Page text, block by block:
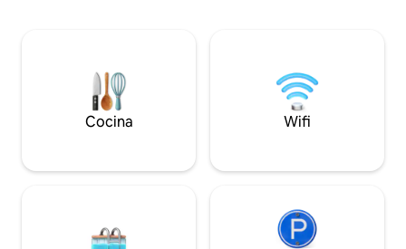
Olvídate de todo, relájate y recarga
energías en nuestro santuario único a 40
minutos de la ciudad. Paz total.
Viajeros solitarios Organizado por
Voyage Villa, que
tranquilas y bien
Cocina Wifi